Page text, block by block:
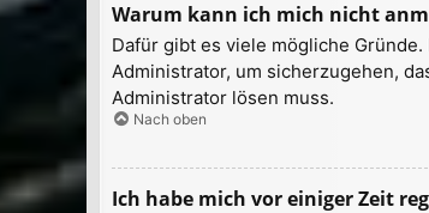
Warum kann ich mich nicht
Dafür gibt es viele mögliche
Administrator, um sicherzugehen,
Administrator lösen muss.
Nach oben
Ich habe mich vor einiger Zeit